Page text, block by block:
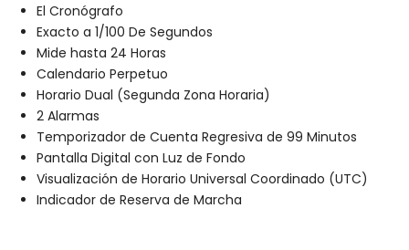
El Cronógrafo
Exacto a 1/100 De Segundos
Mide hasta 24 Horas
Calendario Perpetuo
Horario Dual (Segunda Zona Horaria)
2 Alarmas
Temporizador de Cuenta Regresiva de 99 Minutos
Pantalla Digital con Luz de Fondo
Visualización de Horario Universal Coordinado (UTC)
Indicador de Reserva de Marcha